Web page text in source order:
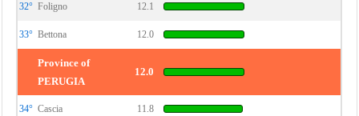
32° Foligno 12.1
33° Bettona 12.0
Province of
PERUGIA
12.0
34° Cascia 11.8